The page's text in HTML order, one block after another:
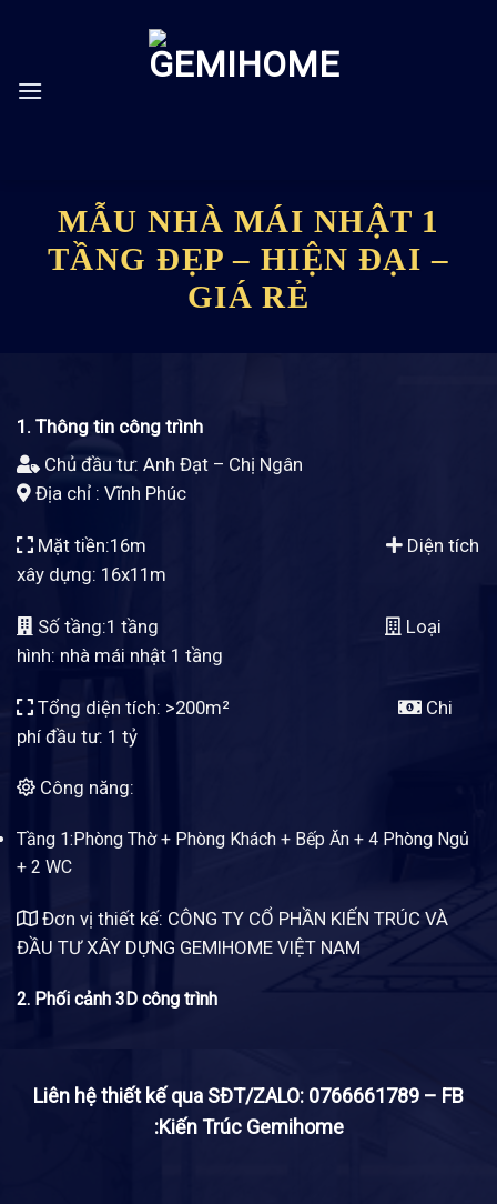
MẪU NHÀ MÁI NHẬT 1
TẦNG ĐẸP – HIỆN ĐẠI –
GIÁ RẺ
1. Thông tin công trình
Chủ đầu tư: Anh Đạt – Chị Ngân
Địa chỉ : Vĩnh Phúc
Mặt tiền:16m
Diện tích
xây dựng: 16x11m
Số tầng:1 tầng
Loại
hình: nhà mái nhật 1 tầng
Tổng diện tích: >200m²
Chi
phí đầu tư: 1 tỷ
Công năng:
Tầng 1:Phòng Thờ + Phòng Khách + Bếp Ăn + 4 Phòng Ngủ
+ 2 WC
Đơn vị thiết kế: CÔNG TY CỔ PHẦN KIẾN TRÚC VÀ
ĐẦU TƯ XÂY DỰNG GEMIHOME VIỆT NAM
2. Phối cảnh 3D công trình
Liên hệ thiết kế qua SĐT/ZALO: 0766661789 – FB
:Kiến Trúc Gemihome